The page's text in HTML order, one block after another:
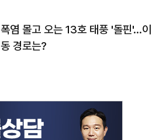
폭염 몰고 오는 13호 태풍 '돌핀'…이
동 경로는?